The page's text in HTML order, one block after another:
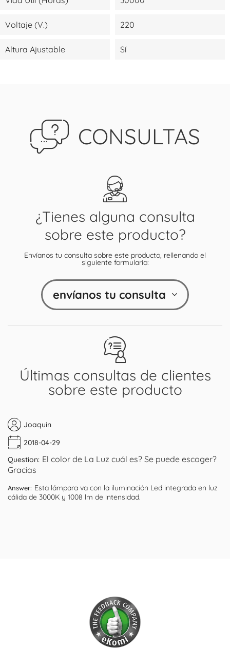
Voltaje (V.) 220
Altura Ajustable Sí
CONSULTAS
Últimas consultas de clientes
sobre este producto
Joaquin
2018-04-29
Question: El color de La Luz cuál es? Se puede escoger?
Gracias
Answer: Esta lámpara va con la iluminación Led integrada en luz
cálida de 3000K y 1008 lm de intensidad.
¿Tienes alguna consulta
sobre este producto?
Envíanos tu consulta sobre este producto, rellenando el
siguiente formulario:
envíanos tu consulta